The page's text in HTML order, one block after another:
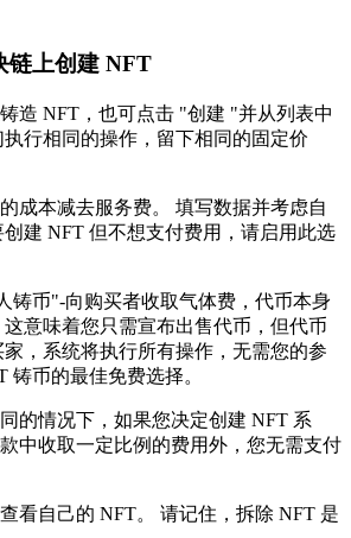
链上创建 NFT
造 NFT，也可点击 "创建 "并从列表中
行相同的操作，留下相同的固定价
成本减去服务费。 填写数据并考虑自
建 NFT 但不想支付费用，请启用此选
铸币"-向购买者收取气体费，代币本身
意味着您只需宣布出售代币，但代币
，系统将执行所有操作，无需您的参
铸币的最佳免费选择。
的情况下，如果您决定创建 NFT 系
中收取一定比例的费用外，您无需支付
看自己的 NFT。 请记住，拆除 NFT 是